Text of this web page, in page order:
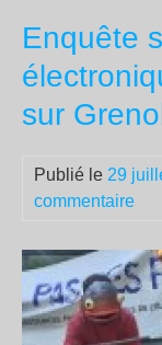
Enquête
sur
Publié le 29
commentaire